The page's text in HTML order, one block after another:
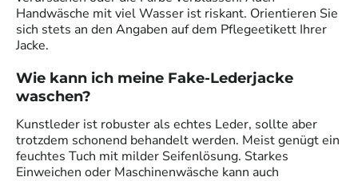
Handwäsche mit viel Wasser ist riskant. Orientieren Sie
sich stets an den Angaben auf dem Pflegeetikett Ihrer
Jacke.
Wie kann ich meine Fake-Lederjacke
waschen?
Kunstleder ist robuster als echtes Leder, sollte aber
trotzdem schonend behandelt werden. Meist genügt ein
feuchtes Tuch mit milder Seifenlösung. Starkes
Einweichen oder Maschinenwäsche kann auch